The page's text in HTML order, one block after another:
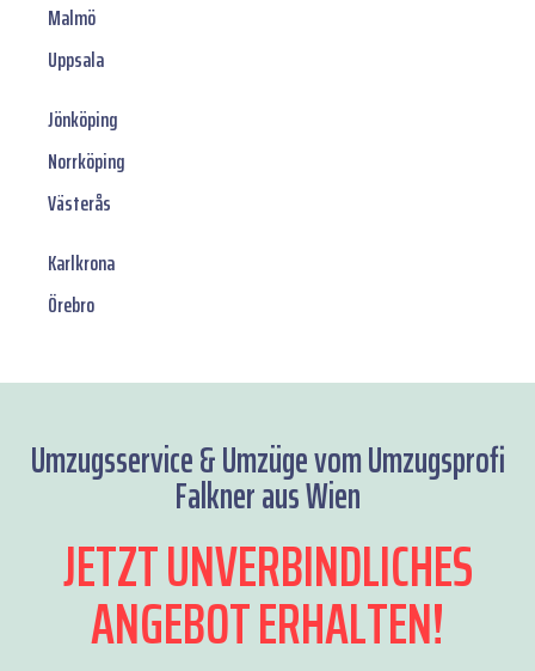
Malmö
Uppsala
Jönköping
Norrköping
Västerås
Karlkrona
Örebro
Umzugsservice & Umzüge vom Umzugsprofi
Falkner aus Wien
JETZT UNVERBINDLICHES
ANGEBOT ERHALTEN!